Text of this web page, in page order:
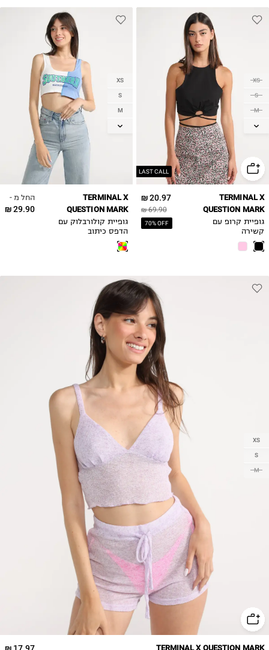
LAST CALL
XS
S
M
L
20.97 ₪
69.90 ₪
70% OFF
TERMINAL X
QUESTION MARK
גופיית קרופ עם
קשירה
XS
S
M
L
החל מ -
29.90 ₪
TERMINAL X
QUESTION MARK
גופיית קולורבלוק עם
הדפס כיתוב
XS
S
M
TERMINAL X QUESTION MARK